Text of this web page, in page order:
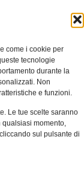
come i cookie per
tecnologie
durante la
Non
e funzioni.
Le tue scelte saranno
momento,
sul pulsante di